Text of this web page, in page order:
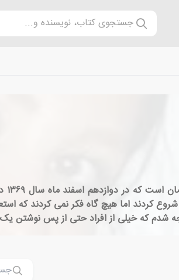
جستجوی کتاب، نویسنده و...
تقریباً از ۱۰ سالگی نوشتن را شروع کردند اما هیچ
شدم که خیلی از افراد حتی از پس نوشتن